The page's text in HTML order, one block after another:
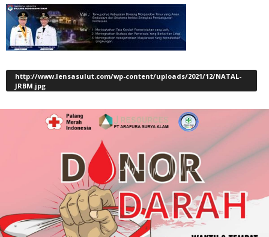
http://www.lensasulut.com/wp-content/uploads/2021/12/NATAL-
JRBM.jpg